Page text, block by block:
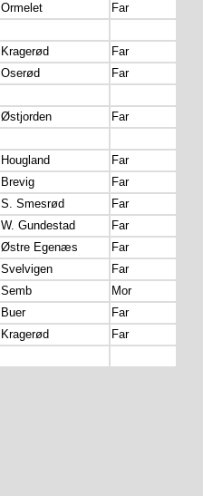
Ormelet
Far
Kragerød
Far
Oserød
Far
Østjorden
Far
Hougland
Far
Brevig
Far
S. Smesrød
Far
W. Gundestad
Far
Østre Egenæs
Far
Svelvigen
Far
Semb
Mor
Buer
Far
Kragerød
Far